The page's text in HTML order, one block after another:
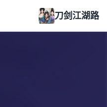
刀剑江湖路